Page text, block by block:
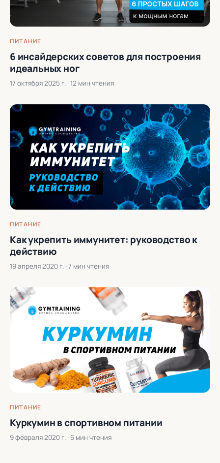
ПИТАНИЕ
6 инсайдерских советов для построения
идеальных ног
17 октября 2025 г. · 12 мин чтения
ПИТАНИЕ
Как укрепить иммунитет: руководство к
действию
19 апреля 2020 г. · 7 мин чтения
ПИТАНИЕ
Куркумин в спортивном питании
9 февраля 2020 г. · 6 мин чтения